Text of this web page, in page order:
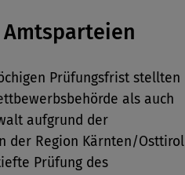
Prüfungsfrist stellten
als auch
aufgrund der
der Region Kärnten/Osttirol
Prüfung des